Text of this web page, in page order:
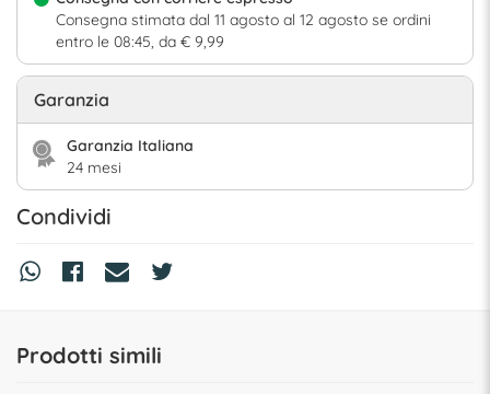
Consegna stimata dal 11 agosto al 12 agosto se ordini
entro le 08:45, da € 9,99
Garanzia
Garanzia Italiana
24 mesi
Condividi
Prodotti simili